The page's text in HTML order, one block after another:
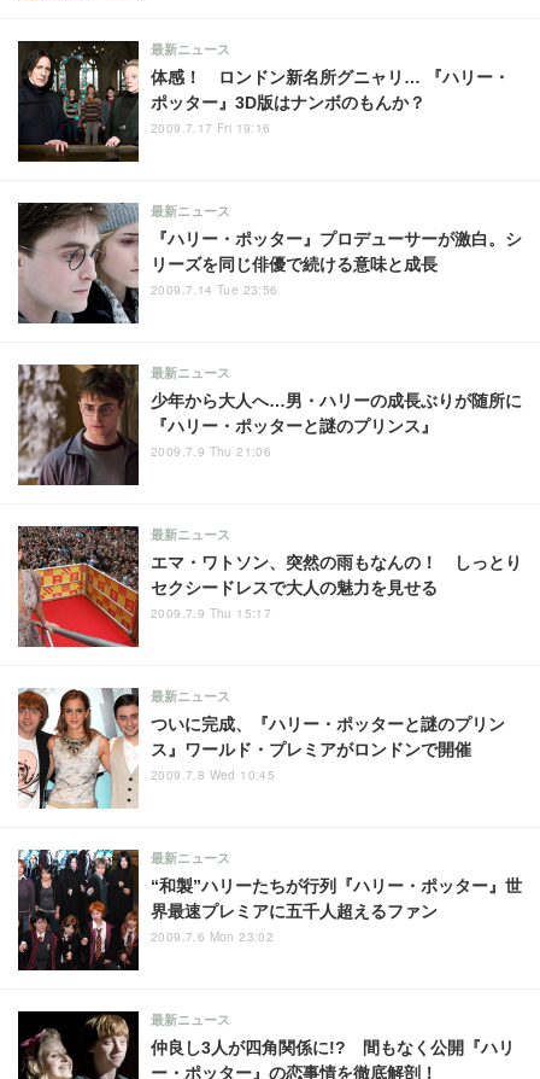
体感！ ロンドン新名所グニャリ… 『ハリー・
ポッター』3D版はナンボのもんか？
最新ニュース
2009.7.17 Fri 19:16
『ハリー・ポッター』プロデューサーが激白。シ
リーズを同じ俳優で続ける意味と成長
最新ニュース
2009.7.14 Tue 23:56
少年から大人へ…男・ハリーの成長ぶりが随所に
『ハリー・ポッターと謎のプリンス』
最新ニュース
2009.7.9 Thu 21:06
エマ・ワトソン、突然の雨もなんの！ しっとり
セクシードレスで大人の魅力を見せる
最新ニュース
2009.7.9 Thu 15:17
ついに完成、『ハリー・ポッターと謎のプリン
ス』ワールド・プレミアがロンドンで開催
最新ニュース
2009.7.8 Wed 10:45
“和製”ハリーたちが行列『ハリー・ポッター』世
界最速プレミアに五千人超えるファン
最新ニュース
2009.7.6 Mon 23:02
仲良し3人が四角関係に!? 間もなく公開『ハリ
ー・ポッター』の恋事情を徹底解剖！
最新ニュース